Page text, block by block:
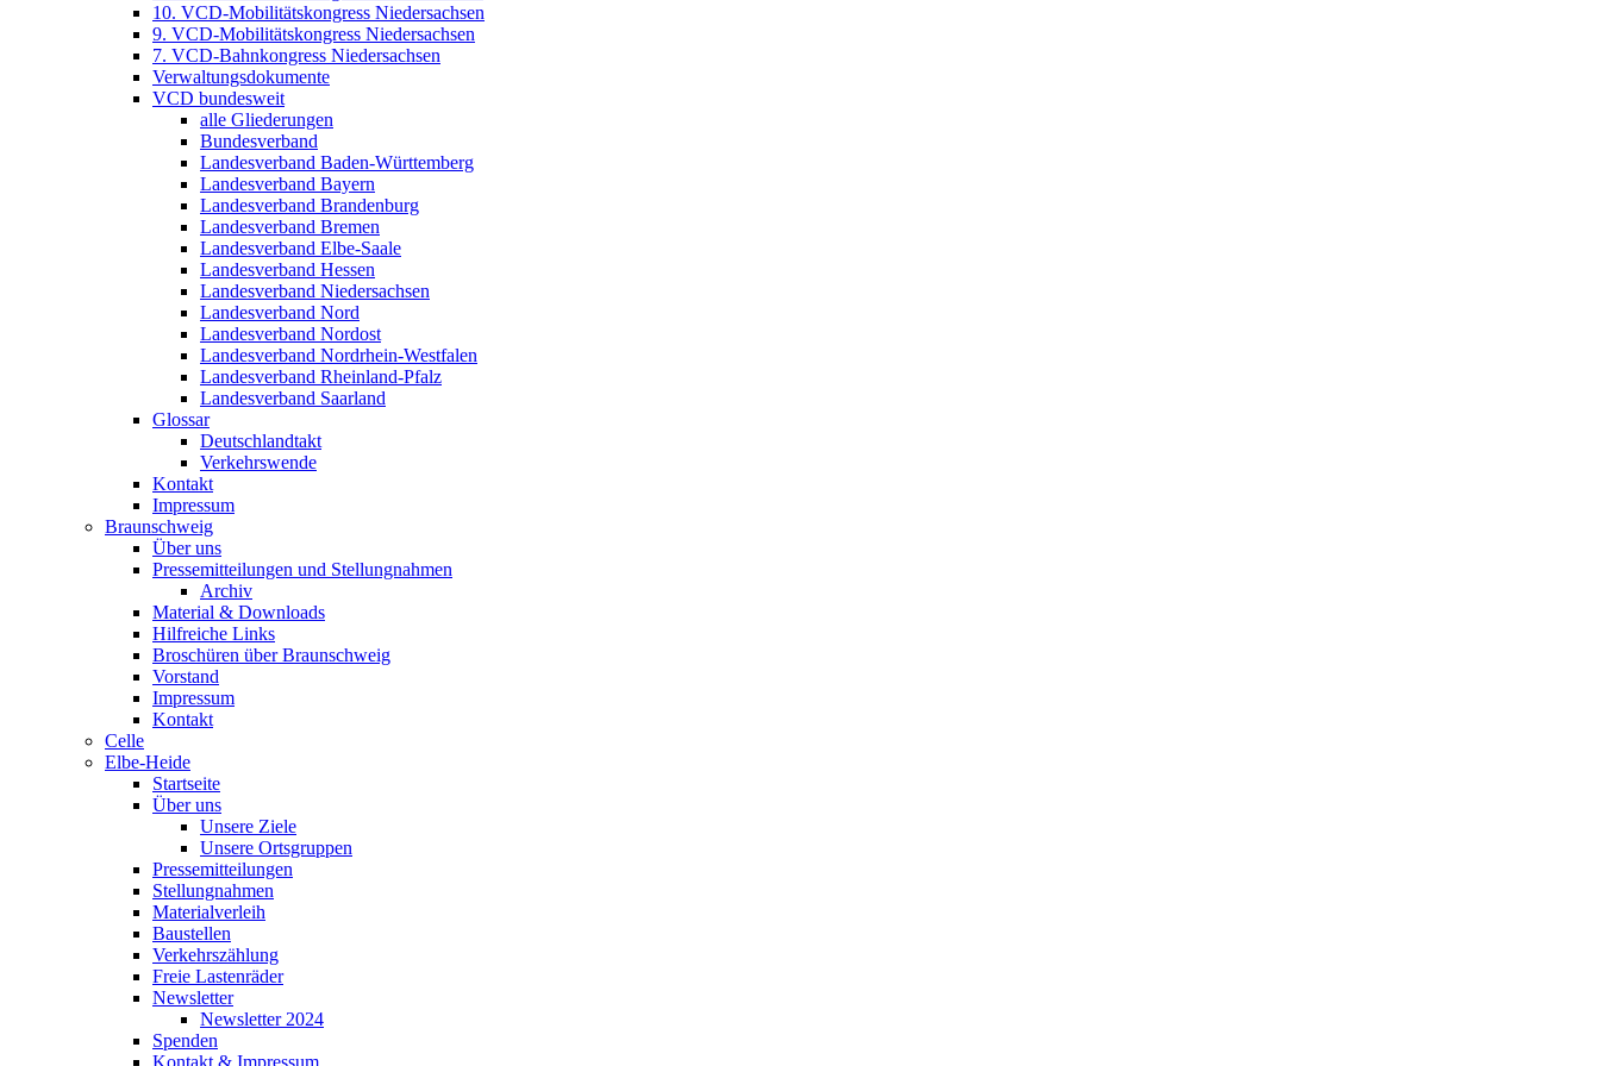
10. VCD-Mobilitätskongress Niedersachsen
9. VCD-Mobilitätskongress Niedersachsen
7. VCD-Bahnkongress Niedersachsen
Verwaltungsdokumente
VCD bundesweit
alle Gliederungen
Bundesverband
Landesverband Baden-Württemberg
Landesverband Bayern
Landesverband Brandenburg
Landesverband Bremen
Landesverband Elbe-Saale
Landesverband Hessen
Landesverband Niedersachsen
Landesverband Nord
Landesverband Nordost
Landesverband Nordrhein-Westfalen
Landesverband Rheinland-Pfalz
Landesverband Saarland
Glossar
Deutschlandtakt
Verkehrswende
Kontakt
Impressum
Braunschweig
Über uns
Pressemitteilungen und Stellungnahmen
Archiv
Material & Downloads
Hilfreiche Links
Broschüren über Braunschweig
Vorstand
Impressum
Kontakt
Celle
Elbe-Heide
Startseite
Über uns
Unsere Ziele
Unsere Ortsgruppen
Pressemitteilungen
Stellungnahmen
Materialverleih
Baustellen
Verkehrszählung
Freie Lastenräder
Newsletter
Newsletter 2024
Spenden
Kontakt & Impressum